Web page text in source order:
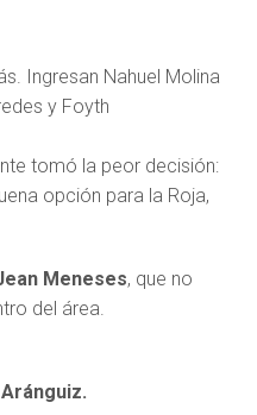
Ingresan Nahuel Molina
y Foyth
tomó la peor decisión:
opción para la Roja,
Meneses, que no
del área.